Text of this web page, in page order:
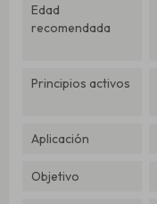
Edad
recomendada
Principios activos
Aplicación
Objetivo